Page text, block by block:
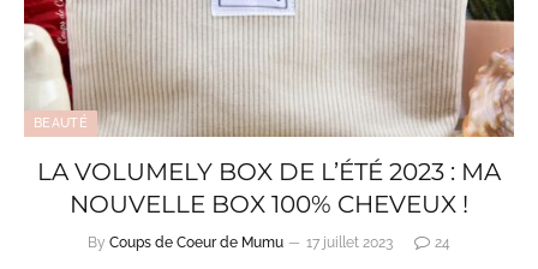
BEAUTÉ
LA VOLUMELY BOX DE L’ÉTÉ 2023 : MA
NOUVELLE BOX 100% CHEVEUX !
By Coups de Coeur de Mumu 17 juillet 2023 24